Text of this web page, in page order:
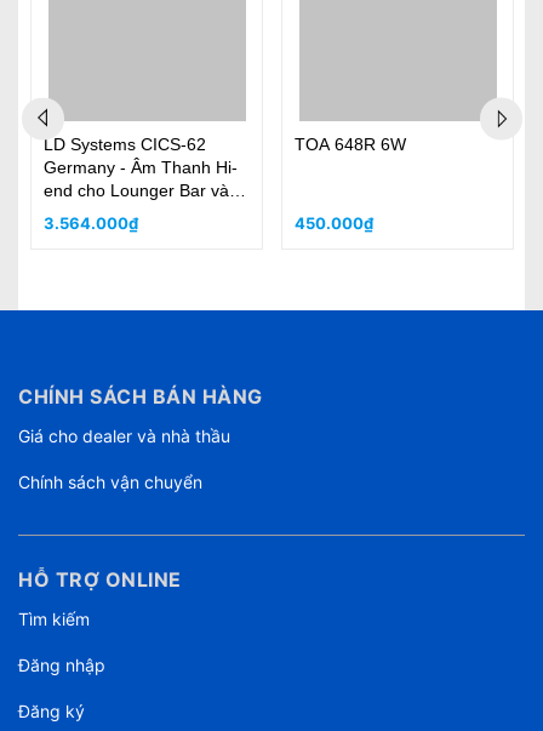
LD Systems CICS-62
Germany - Âm Thanh Hi-
end cho Lounger Bar và
Căn Hộ
3.564.000₫
TOA 648R 6W
450.000₫
CHÍNH SÁCH BÁN HÀNG
Giá cho dealer và nhà thầu
Chính sách vận chuyển
HỖ TRỢ ONLINE
Tìm kiếm
Đăng nhập
Đăng ký